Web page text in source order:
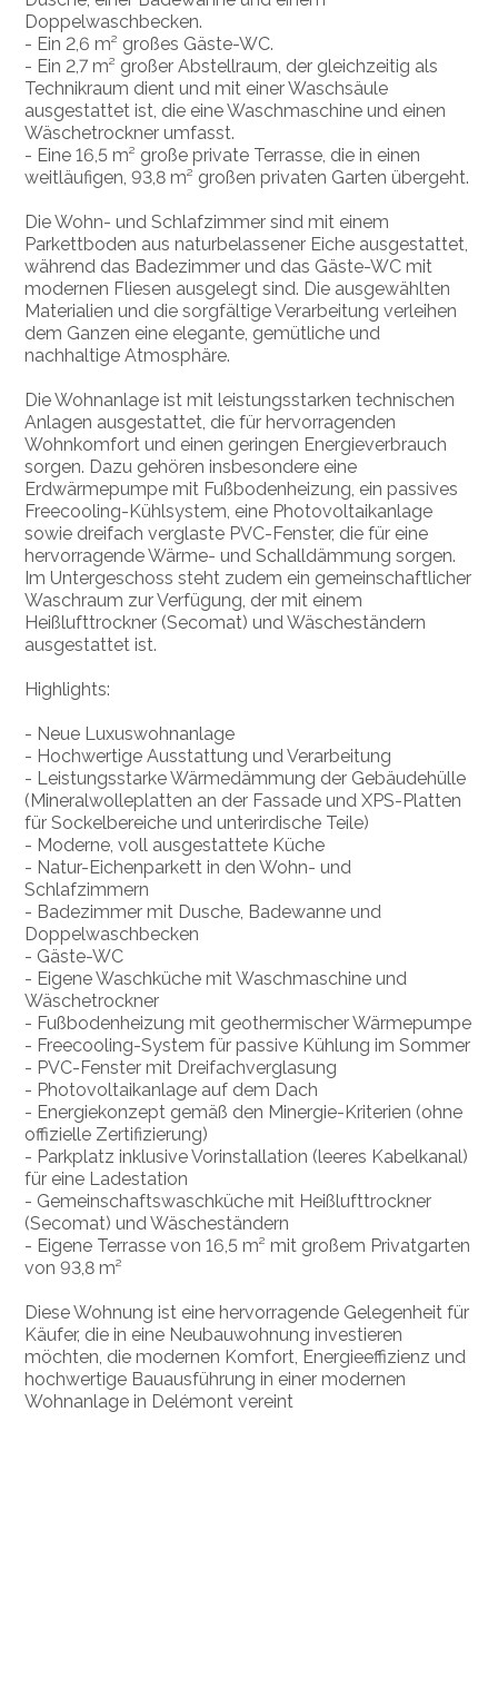
Doppelwaschbecken.
- Ein 2,6 m² großes Gäste-WC.
- Ein 2,7 m² großer Abstellraum, der gleichzeitig als
Technikraum dient und mit einer Waschsäule
ausgestattet ist, die eine Waschmaschine und einen
Wäschetrockner umfasst.
- Eine 16,5 m² große private Terrasse, die in einen
weitläufigen, 93,8 m² großen privaten Garten übergeht.
Die Wohn- und Schlafzimmer sind mit einem
Parkettboden aus naturbelassener Eiche ausgestattet,
während das Badezimmer und das Gäste-WC mit
modernen Fliesen ausgelegt sind. Die ausgewählten
Materialien und die sorgfältige Verarbeitung verleihen
dem Ganzen eine elegante, gemütliche und
nachhaltige Atmosphäre.
Die Wohnanlage ist mit leistungsstarken technischen
Anlagen ausgestattet, die für hervorragenden
Wohnkomfort und einen geringen Energieverbrauch
sorgen. Dazu gehören insbesondere eine
Erdwärmepumpe mit Fußbodenheizung, ein passives
Freecooling-Kühlsystem, eine Photovoltaikanlage
sowie dreifach verglaste PVC-Fenster, die für eine
hervorragende Wärme- und Schalldämmung sorgen.
Im Untergeschoss steht zudem ein gemeinschaftlicher
Waschraum zur Verfügung, der mit einem
Heißlufttrockner (Secomat) und Wäscheständern
ausgestattet ist.
Highlights:
- Neue Luxuswohnanlage
- Hochwertige Ausstattung und Verarbeitung
- Leistungsstarke Wärmedämmung der Gebäudehülle
(Mineralwolleplatten an der Fassade und XPS-Platten
für Sockelbereiche und unterirdische Teile)
- Moderne, voll ausgestattete Küche
- Natur-Eichenparkett in den Wohn- und
Schlafzimmern
- Badezimmer mit Dusche, Badewanne und
Doppelwaschbecken
- Gäste-WC
- Eigene Waschküche mit Waschmaschine und
Wäschetrockner
- Fußbodenheizung mit geothermischer Wärmepumpe
- Freecooling-System für passive Kühlung im Sommer
- PVC-Fenster mit Dreifachverglasung
- Photovoltaikanlage auf dem Dach
- Energiekonzept gemäß den Minergie-Kriterien (ohne
offizielle Zertifizierung)
- Parkplatz inklusive Vorinstallation (leeres Kabelkanal)
für eine Ladestation
- Gemeinschaftswaschküche mit Heißlufttrockner
(Secomat) und Wäscheständern
- Eigene Terrasse von 16,5 m² mit großem Privatgarten
von 93,8 m²
Diese Wohnung ist eine hervorragende Gelegenheit für
Käufer, die in eine Neubauwohnung investieren
möchten, die modernen Komfort, Energieeffizienz und
hochwertige Bauausführung in einer modernen
Wohnanlage in Delémont vereint